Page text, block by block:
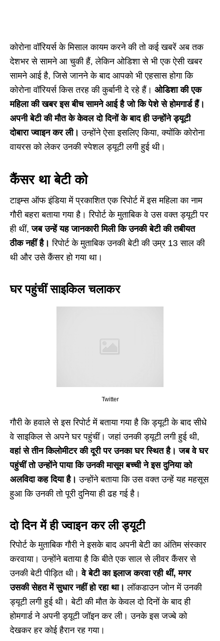
कोरोना वॉरियर्स के मिसाल कायम करने की तो कई खबरें अब तक
देशभर से सामने आ चुकी हैं, लेकिन ओडिशा से भी एक ऐसी खबर
सामने आई है, जिसे जानने के बाद आपको भी एहसास होगा कि
कोरोना वॉरियर्स किस तरह की कुर्बानी दे रहे हैं। ओडिशा की एक
महिला की खबर इस बीच सामने आई है जो कि पेशे से होमगार्ड हैं।
अपनी बेटी की मौत के केवल दो दिनों के बाद ही उन्होंने ड्यूटी
दोबारा ज्वाइन कर ली। उन्होंने ऐसा इसलिए किया, क्योंकि कोरोना
वायरस को लेकर उनकी स्पेशल ड्यूटी लगी हुई थी।
कैंसर था बेटी को
टाइम्स ऑफ इंडिया में प्रकाशित एक रिपोर्ट में इस महिला का नाम
गौरी बहरा बताया गया है। रिपोर्ट के मुताबिक वे उस वक्त ड्यूटी पर
ही थीं, जब उन्हें यह जानकारी मिली कि उनकी बेटी की तबीयत
ठीक नहीं है।रिपोर्ट के मुताबिक उनकी बेटी की उम्र 13 साल की
थी और उसे कैंसर हो गया था।
घर पहुंचीं साइकिल चलाकर
Twitter
गौरी के हवाले से इस रिपोर्ट में बताया गया है कि ड्यूटी के बाद सीधे
वे साइकिल से अपने घर पहुंचीं। जहां उनकी ड्यूटी लगी हुई थी,
वहां से तीन किलोमीटर की दूरी पर उनका घर स्थित है। जब वे घर
पहुंचीं तो उन्होंने पाया कि उनकी मासूम बच्ची ने इस दुनिया को
अलविदा कह दिया है।उन्होंने बताया कि उस वक्त उन्हें यह महसूस
हुआ कि उनकी तो पूरी दुनिया ही ढह गई है।
दो दिन में ही ज्वाइन कर ली ड्यूटी
रिपोर्ट के मुताबिक गौरी ने इसके बाद अपनी बेटी का अंतिम संस्कार
करवाया। उन्होंने बताया है कि बीते एक साल से लीवर कैंसर से
उनकी बेटी पीड़ित थी।वे बेटी का इलाज करवा रही थीं, मगर
उसकी सेहत में सुधार नहीं हो रहा था। लॉकडाउन जोन में उनकी
ड्यूटी लगी हुई थी। बेटी की मौत के केवल दो दिनों के बाद ही
होमगार्ड ने अपनी ड्यूटी जॉइन कर ली। उनके इस जज्बे को
देखकर हर कोई हैरान रह गया।